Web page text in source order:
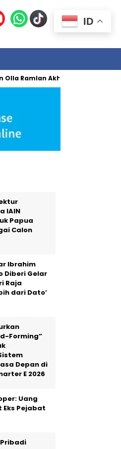
Akhirnya Angkat Bicara
IAIN
Papua
Calon
Ibrahim
Diberi Gelar
Raja
dari Dato’
Forming”
Depan di
E 2026
Uang
Eks Pejabat
Pribadi
ID